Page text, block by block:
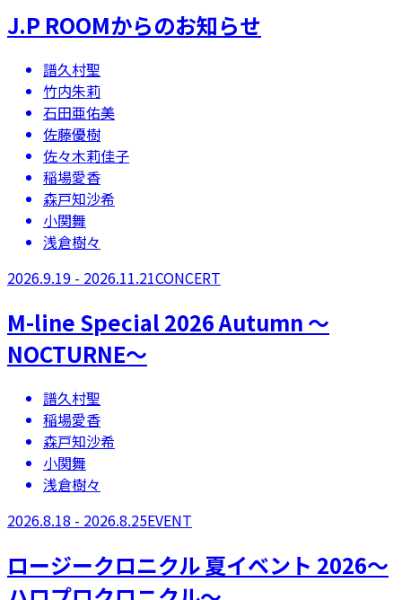
J.P ROOMからのお知らせ
譜久村聖
竹内朱莉
石田亜佑美
佐藤優樹
佐々木莉佳子
稲場愛香
森戸知沙希
小関舞
浅倉樹々
2026.9.19 - 2026.11.21CONCERT
M-line Special 2026 Autumn 〜
NOCTURNE〜
譜久村聖
稲場愛香
森戸知沙希
小関舞
浅倉樹々
2026.8.18 - 2026.8.25EVENT
ロージークロニクル 夏イベント 2026～